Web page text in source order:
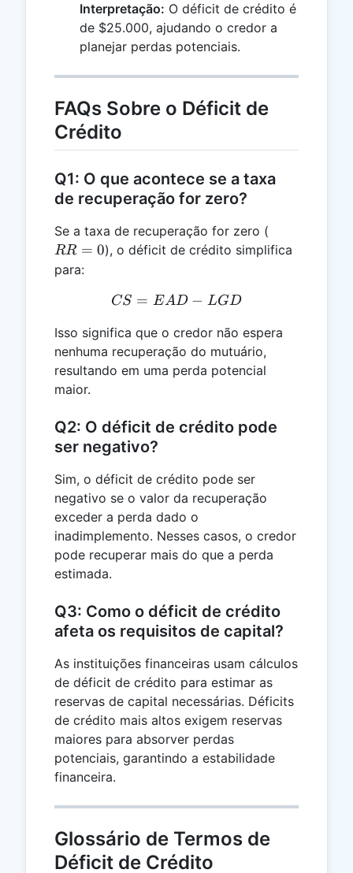
Interpretação: O déficit de crédito é
de $25.000, ajudando o credor a
planejar perdas potenciais.
FAQs Sobre o Déficit de
Crédito
Q1: O que acontece se a taxa
de recuperação for zero?
Se a taxa de recuperação for zero (
=
RR = 0), o déficit de crédito simplifica
para:
CS = EAD - LGD
CS = EAD − LGD
Isso significa que o credor não espera
nenhuma recuperação do mutuário,
resultando em uma perda potencial
maior.
Q2: O déficit de crédito pode
ser negativo?
Sim, o déficit de crédito pode ser
negativo se o valor da recuperação
exceder a perda dado o
inadimplemento. Nesses casos, o credor
pode recuperar mais do que a perda
estimada.
Q3: Como o déficit de crédito
afeta os requisitos de capital?
As instituições financeiras usam cálculos
de déficit de crédito para estimar as
reservas de capital necessárias. Déficits
de crédito mais altos exigem reservas
maiores para absorver perdas
potenciais, garantindo a estabilidade
financeira.
Glossário de Termos de
Déficit de Crédito